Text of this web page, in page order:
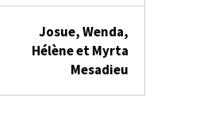
Josue, Wenda,
Hélène et Myrta
Mesadieu